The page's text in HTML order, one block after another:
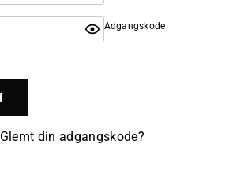
Adgangskode
Glemt din adgangskode?